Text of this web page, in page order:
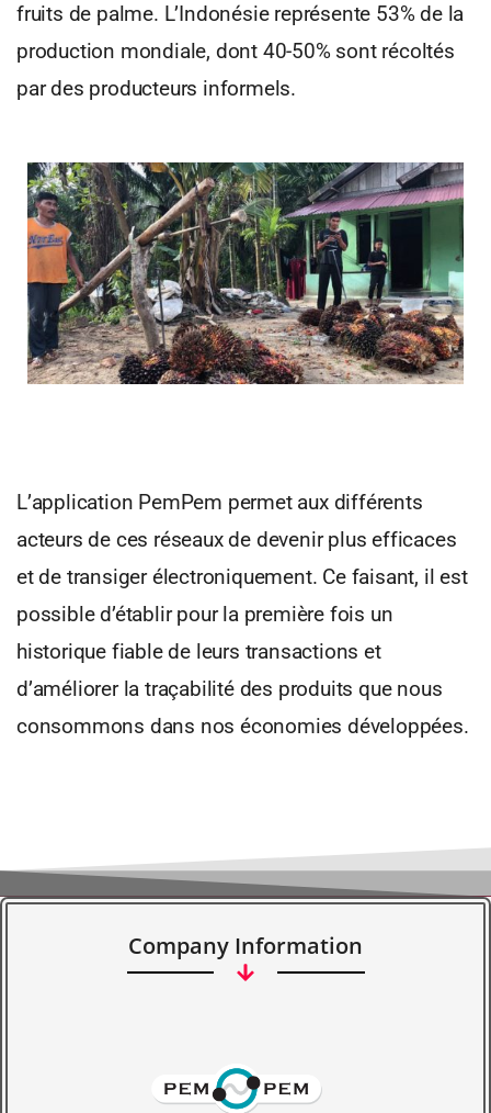
fruits de palme. L’Indonésie représente 53% de la
production mondiale, dont 40-50% sont récoltés
par des producteurs informels.
L’application PemPem permet aux différents
acteurs de ces réseaux de devenir plus efficaces
et de transiger électroniquement. Ce faisant, il est
possible d’établir pour la première fois un
historique fiable de leurs transactions et
d’améliorer la traçabilité des produits que nous
consommons dans nos économies développées.
Company Information